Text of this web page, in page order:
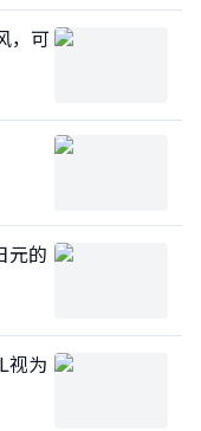
，可
元的
视为